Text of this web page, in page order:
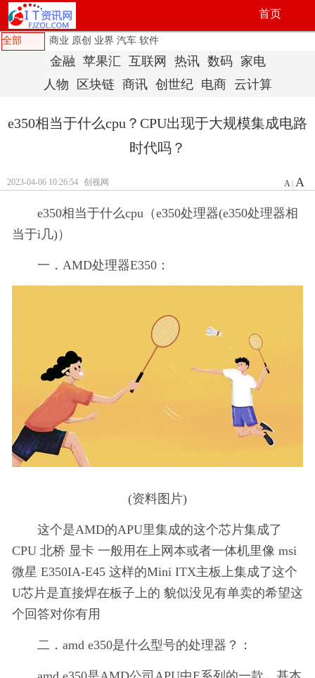
首页
全部 商业 原创 业界 汽车 软件
金融 苹果汇 互联网 热讯 数码
家电
人物
区块链 商讯 创世纪 电商 云计算
e350相当于什么cpu？CPU出现于大规模集成电路
时代吗？
2023-04-06 10:26:54 创视网 A| A
e350相当于什么cpu（e350处理器(e350处理器相
当于i几)）
一．AMD处理器E350：
(资料图片)
这个是AMD的APU里集成的这个芯片集成了
CPU 北桥 显卡 一般用在上网本或者一体机里像 msi
微星 E350IA-E45 这样的Mini ITX主板上集成了这个
U芯片是直接焊在板子上的 貌似没见有单卖的希望这
个回答对你有用
二．amd e350是什么型号的处理器？：